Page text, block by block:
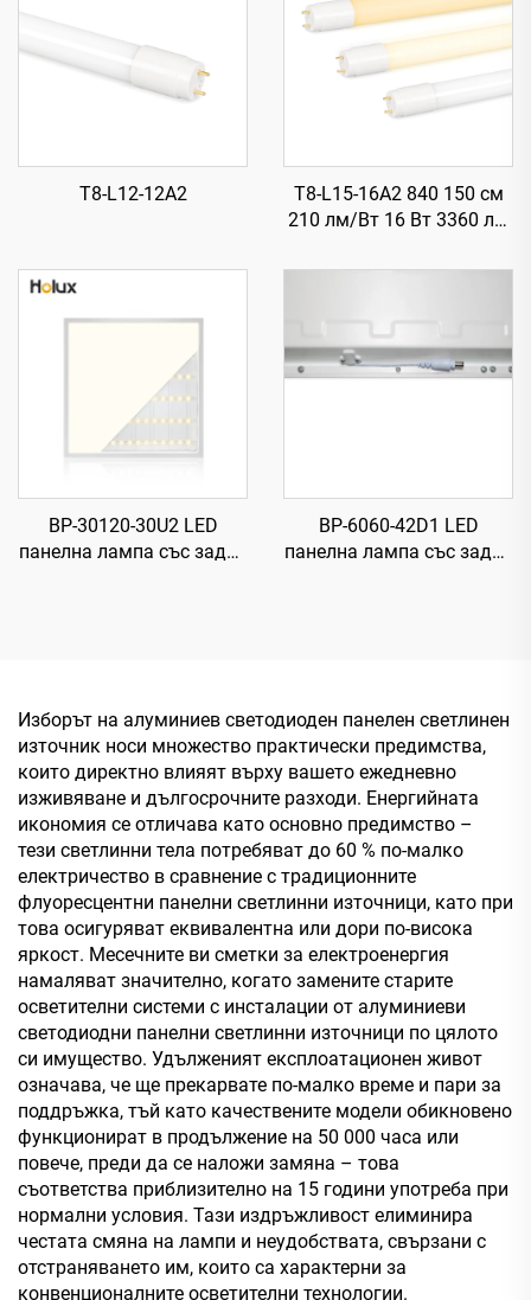
T8-L12-12A2
T8-L15-16A2 840 150 см
210 лм/Вт 16 Вт 3360 лм
BP-30120-30U2 LED
панелна лампа със задна
BP-6060-42D1 LED
панелна лампа със задна
Изборът на алуминиев светодиоден панелен светлинен
източник носи множество практически предимства,
които директно влияят върху вашето ежедневно
изживяване и дългосрочните разходи. Енергийната
икономия се отличава като основно предимство –
тези светлинни тела потребяват до 60 % по-малко
електричество в сравнение с традиционните
флуоресцентни панелни светлинни източници, като при
това осигуряват еквивалентна или дори по-висока
яркост. Месечните ви сметки за електроенергия
намаляват значително, когато замените старите
осветителни системи с инсталации от алуминиеви
светодиодни панелни светлинни източници по цялото
си имущество. Удълженият експлоатационен живот
означава, че ще прекарвате по-малко време и пари за
поддръжка, тъй като качествените модели обикновено
функционират в продължение на 50 000 часа или
повече, преди да се наложи замяна – това
съответства приблизително на 15 години употреба при
нормални условия. Тази издръжливост елиминира
честата смяна на лампи и неудобствата, свързани с
отстраняването им, които са характерни за
конвенционалните осветителни технологии.